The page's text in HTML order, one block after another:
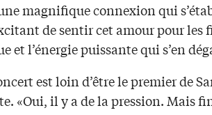
une magnifique connexion qui
de sentir cet amour pour les
et l’énergie puissante qui s’en
est loin d’être le premier de
«Oui, il y a de la pression. Mais